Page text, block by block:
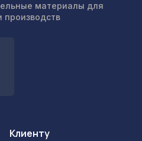
материалы для
производств
Клиенту